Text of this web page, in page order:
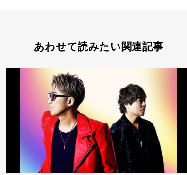
あわせて読みたい関連記事